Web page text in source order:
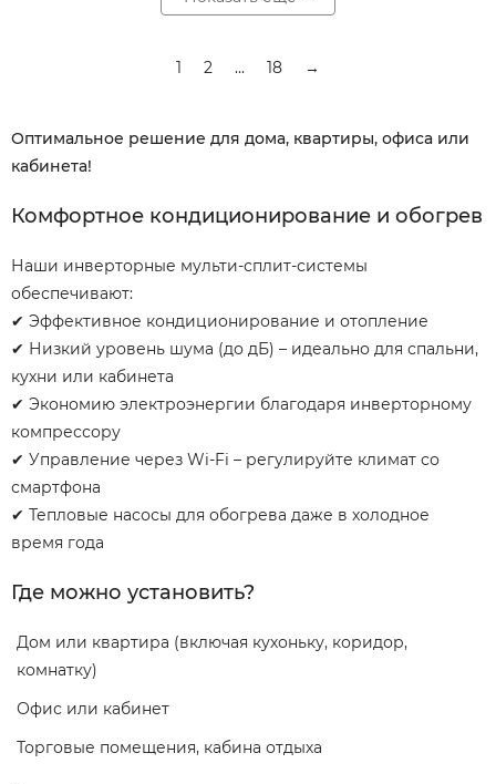
1 2 ... 18 →
Оптимальное решение для дома, квартиры, офиса или
кабинета!
Комфортное кондиционирование и обогрев
Наши инверторные мульти-сплит-системы
обеспечивают:
✔ Эффективное кондиционирование и отопление
✔ Низкий уровень шума (до дБ) – идеально для спальни,
кухни или кабинета
✔ Экономию электроэнергии благодаря инверторному
компрессору
✔ Управление через Wi-Fi – регулируйте климат со
смартфона
✔ Тепловые насосы для обогрева даже в холодное
время года
Где можно установить?
Дом или квартира (включая кухоньку, коридор,
комнатку)
Офис или кабинет
Торговые помещения, кабина отдыха